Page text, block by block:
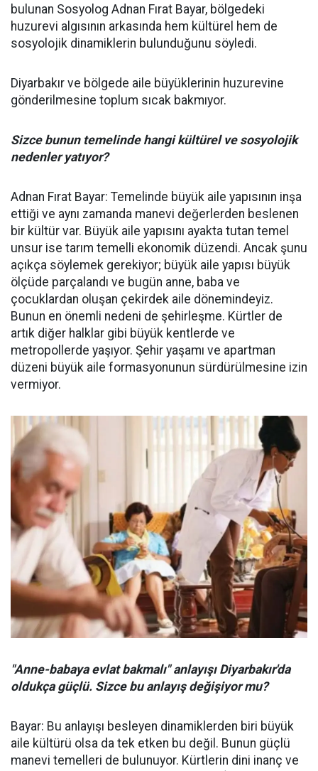
bulunan Sosyolog Adnan Fırat Bayar, bölgedeki
huzurevi algısının arkasında hem kültürel hem de
sosyolojik dinamiklerin bulunduğunu söyledi.
Diyarbakır ve bölgede aile büyüklerinin huzurevine
gönderilmesine toplum sıcak bakmıyor.
Sizce bunun temelinde hangi kültürel ve sosyolojik
nedenler yatıyor?
Adnan Fırat Bayar: Temelinde büyük aile yapısının inşa
ettiği ve aynı zamanda manevi değerlerden beslenen
bir kültür var. Büyük aile yapısını ayakta tutan temel
unsur ise tarım temelli ekonomik düzendi. Ancak şunu
açıkça söylemek gerekiyor; büyük aile yapısı büyük
ölçüde parçalandı ve bugün anne, baba ve
çocuklardan oluşan çekirdek aile dönemindeyiz.
Bunun en önemli nedeni de şehirleşme. Kürtler de
artık diğer halklar gibi büyük kentlerde ve
metropollerde yaşıyor. Şehir yaşamı ve apartman
düzeni büyük aile formasyonunun sürdürülmesine izin
vermiyor.
"Anne-babaya evlat bakmalı" anlayışı Diyarbakır'da
oldukça güçlü. Sizce bu anlayış değişiyor mu?
Bayar: Bu anlayışı besleyen dinamiklerden biri büyük
aile kültürü olsa da tek etken bu değil. Bunun güçlü
manevi temelleri de bulunuyor. Kürtlerin dini inanç ve